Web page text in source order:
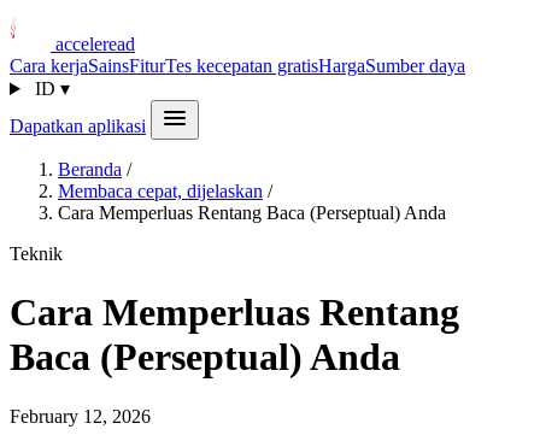
acceleread
Cara kerjaSainsFiturTes kecepatan gratisHargaSumber daya
ID ▾
Dapatkan aplikasi
Beranda /
Membaca cepat, dijelaskan /
Cara Memperluas Rentang Baca (Perseptual) Anda
Teknik
Cara Memperluas Rentang
Baca (Perseptual) Anda
February 12, 2026